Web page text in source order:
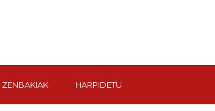
ZENBAKIAK HARPIDETU